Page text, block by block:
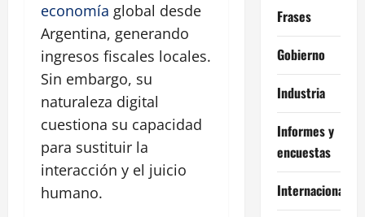
economía global desde
Argentina, generando
ingresos fiscales locales.
Sin embargo, su
naturaleza digital
cuestiona su capacidad
para sustituir la
interacción y el juicio
humano.
Frases
Gobierno
Industria
Informes y
encuestas
Internacional